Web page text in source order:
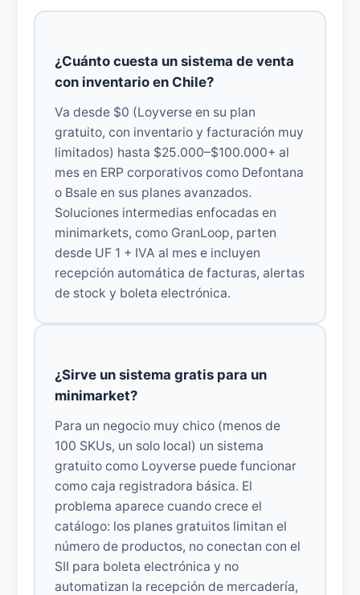
¿Cuánto cuesta un sistema de venta
con inventario en Chile?
Va desde $0 (Loyverse en su plan
gratuito, con inventario y facturación muy
limitados) hasta $25.000–$100.000+ al
mes en ERP corporativos como Defontana
o Bsale en sus planes avanzados.
Soluciones intermedias enfocadas en
minimarkets, como GranLoop, parten
desde UF 1 + IVA al mes e incluyen
recepción automática de facturas, alertas
de stock y boleta electrónica.
¿Sirve un sistema gratis para un
minimarket?
Para un negocio muy chico (menos de
100 SKUs, un solo local) un sistema
gratuito como Loyverse puede funcionar
como caja registradora básica. El
problema aparece cuando crece el
catálogo: los planes gratuitos limitan el
número de productos, no conectan con el
SII para boleta electrónica y no
automatizan la recepción de mercadería,